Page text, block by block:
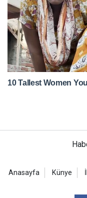
Anasayfa Künye